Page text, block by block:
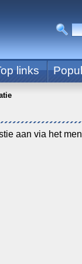
links
aan via het